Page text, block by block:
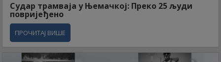
Судар трамваја у Њемачкој: Преко 25 људи
повријеђено
ПРОЧИТАЈ ВИШЕ